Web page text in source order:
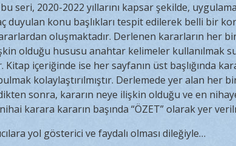
seri, 2020-2022 yıllarını kapsar şekilde,
duyulan konu başlıkları tespit edilerek belli bir
oluşmaktadır. Derlenen kararların her
olduğu hususu anahtar kelimeler kullanılmak
Kitap içeriğinde ise her sayfanın üst başlığında
kolaylaştırılmıştır. Derlemede yer alan her
sonra, kararın neye ilişkin olduğu ve en
karara kararın başında “ÖZET” olarak yer
yol gösterici ve faydalı olması dileğiyle…